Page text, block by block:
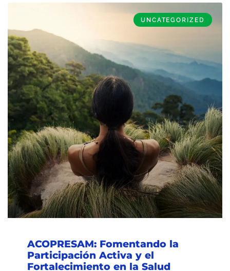
UNCATEGORIZED
ACOPRESAM: Fomentando la
Participación Activa y el
Fortalecimiento en la Salud